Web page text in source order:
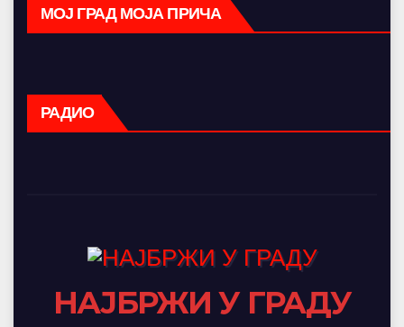
МОЈ ГРАД МОЈА ПРИЧА
РАДИО
НАЈБРЖИ У ГРАДУ